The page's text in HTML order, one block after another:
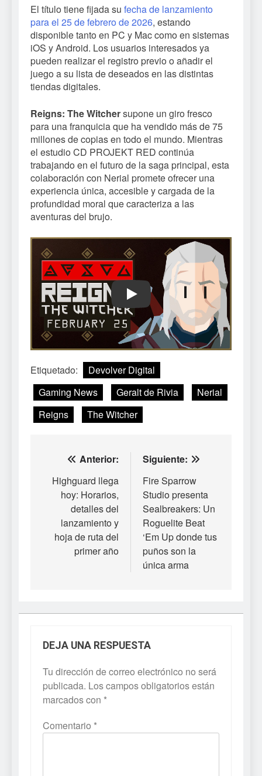
El título tiene fijada su fecha de lanzamiento
para el 25 de febrero de 2026, estando
disponible tanto en PC y Mac como en sistemas
iOS y Android. Los usuarios interesados ya
pueden realizar el registro previo o añadir el
juego a su lista de deseados en las distintas
tiendas digitales.
Reigns: The Witchersupone un giro fresco
para una franquicia que ha vendido más de 75
millones de copias en todo el mundo. Mientras
el estudio CD PROJEKT RED continúa
trabajando en el futuro de la saga principal, esta
colaboración con Nerial promete ofrecer una
experiencia única, accesible y cargada de la
profundidad moral que caracteriza a las
aventuras del brujo.
Play
Etiquetado:
Devolver Digital
Gaming News
Geralt de Rivia
Nerial
Reigns
The Witcher
Navegación
de
entradas
Anterior:
Highguard llega
hoy: Horarios,
detalles del
lanzamiento y
hoja de ruta del
primer año
Siguiente:
Fire Sparrow
Studio presenta
Sealbreakers: Un
Roguelite Beat
‘Em Up donde tus
puños son la
única arma
DEJA UNA RESPUESTA
Tu dirección de correo electrónico no será
publicada. Los campos obligatorios están
marcados con *
Comentario *